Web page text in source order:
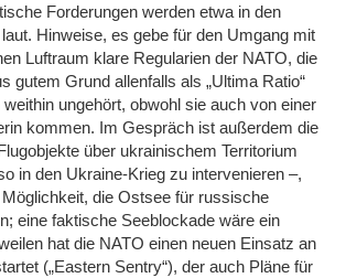
Forderungen werden etwa in den
Hinweise, es gebe für den Umgang mit
Luftraum klare Regularien der NATO, die
gutem Grund allenfalls als „Ultima Ratio“
ungehört, obwohl sie auch von einer
kommen. Im Gespräch ist außerdem die
über ukrainischem Territorium
in den Ukraine-Krieg zu intervenieren –,
die Ostsee für russische
eine faktische Seeblockade wäre ein
hat die NATO einen neuen Einsatz an
(„Eastern Sentry“), der auch Pläne für